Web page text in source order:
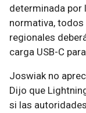
determinada por
normativa,
regionales
carga USB-C
Joswiak no
Dijo que
si las